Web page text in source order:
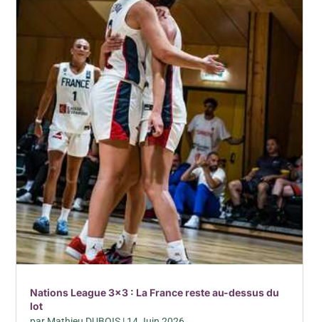
Nations League 3×3 : La France reste au-dessus du
lot